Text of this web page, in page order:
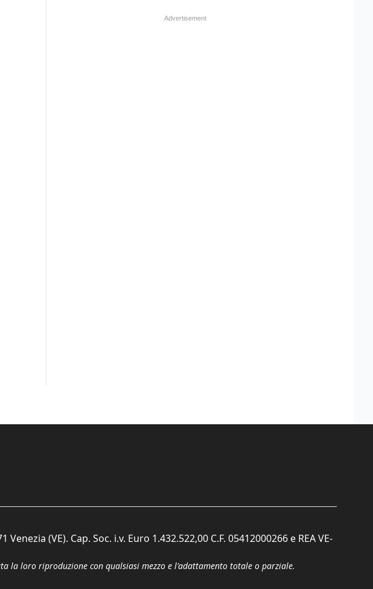
(VE). Cap. Soc. i.v. Euro 1.432.522,00 C.F. 05412000266 e REA VE-
la loro riproduzione con qualsiasi mezzo e l'adattamento totale o parziale.